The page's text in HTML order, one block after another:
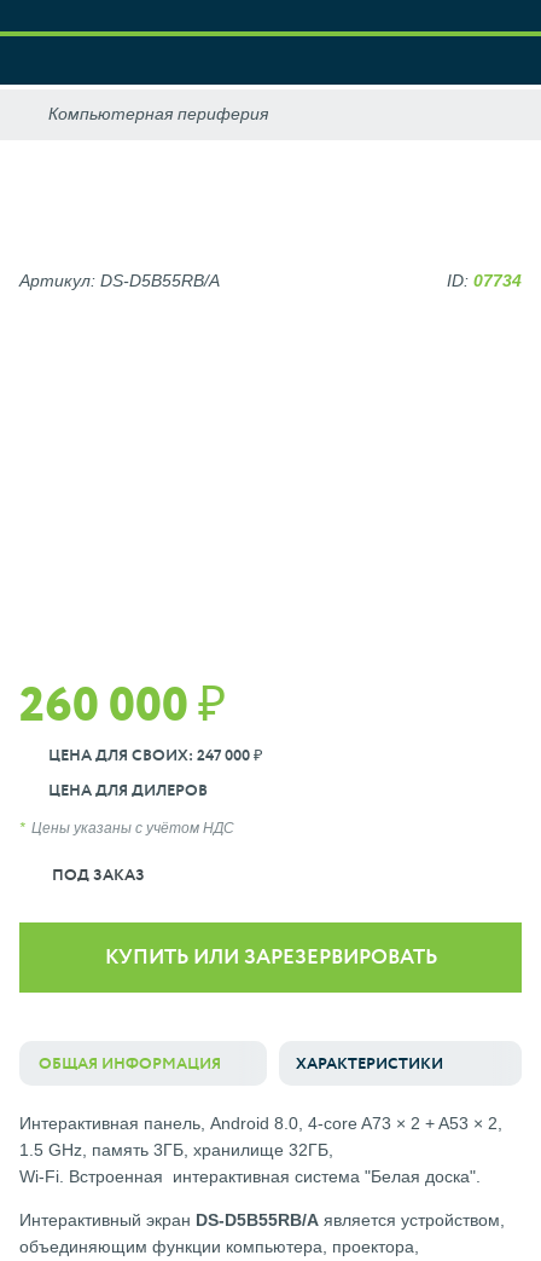
260 000 ₽
ЦЕНА ДЛЯ СВОИХ: 247 000 ₽
ЦЕНА ДЛЯ ДИЛЕРОВ
Цены указаны с учётом НДС
ПОД ЗАКАЗ
Артикул: DS-D5B55RB/A ID: 07734
КУПИТЬ ИЛИ ЗАРЕЗЕРВИРОВАТЬ
ОБЩАЯ ИНФОРМАЦИЯ ХАРАКТЕРИСТИКИ
Интерактивная панель, Android 8.0, 4-core A73 × 2 + A53 × 2,
1.5 GHz, память 3ГБ, хранилище 32ГБ,
Wi-Fi. Встроенная интерактивная система "Белая доска".
Интерактивный экран DS-D5B55RB/A является устройством,
объединяющим функции компьютера, проектора,